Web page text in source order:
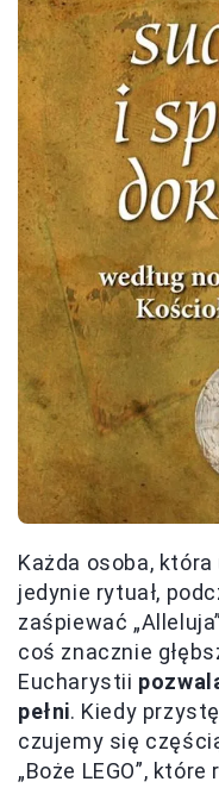
Każda osoba,
jedynie rytuał,
zaśpiewać
coś znacznie
Eucharystii
pełni. Kiedy
czujemy się
„Boże LEGO”,